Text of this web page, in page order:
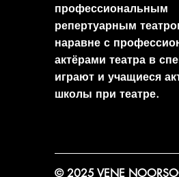
профессиональным
репертуарным
наравне с
актёрами театра в
играют и учащиеся
школы при театре.
© 2025 VENE